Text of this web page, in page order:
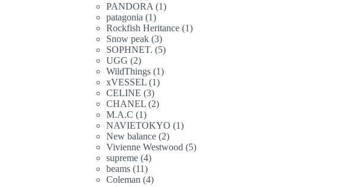
品個
產
品
PANDORA 11
產
品
patagonia 11
個
產
Rockfish Heritance 11
Snow peak 33
個
產
品
SOPHNET. 55
產
UGG 22
個
產
品
WildThings 11
xVESSEL 11
產
品
CELINE 33
個
產
品
CHANEL 22
產
品
M.A.C 11
個
產
品
NAVIETOKYO 11
產
New balance 22
個
Vivienne Westwood 55
supreme 44
beams 1111
個
Coleman 44